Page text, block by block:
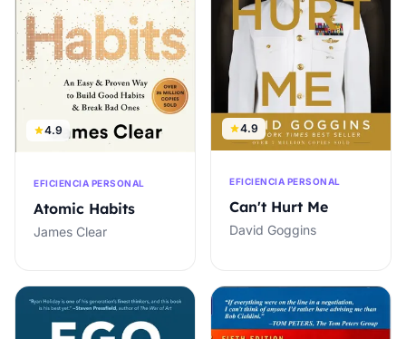
4.9
EFICIENCIA PERSONAL
Atomic Habits
James Clear
4.9
EFICIENCIA PERSONAL
Can't Hurt Me
David Goggins